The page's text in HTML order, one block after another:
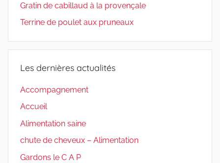
Gratin de cabillaud à la provençale
Terrine de poulet aux pruneaux
Les dernières actualités
Accompagnement
Accueil
Alimentation saine
chute de cheveux – Alimentation
Gardons le C A P